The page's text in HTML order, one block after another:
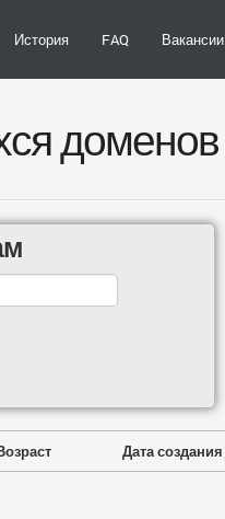
История FAQ Вакансии
доменов
Дата создания